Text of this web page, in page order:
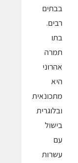
בבתים
רבים.
בתו
תמרה
אהרוני
היא
מתכונאית
ובלוגרית
בישול
עם
עשרות